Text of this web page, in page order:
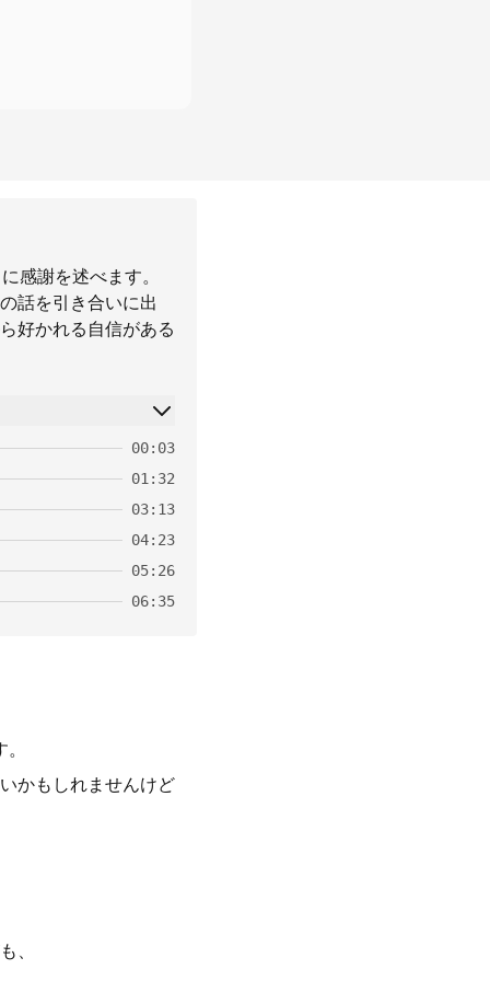
感謝を述べます。
話を引き合いに出
好かれる自信がある
00:03
01:32
03:13
04:23
05:26
06:35
かもしれませんけど
、